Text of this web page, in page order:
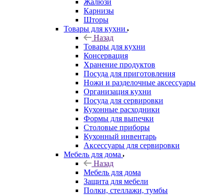
Жалюзи
Карнизы
Шторы
Товары для кухни
Назад
Товары для кухни
Консервация
Хранение продуктов
Посуда для приготовления
Ножи и разделочные аксессуары
Организация кухни
Посуда для сервировки
Кухонные расходники
Формы для выпечки
Столовые приборы
Кухонный инвентарь
Аксессуары для сервировки
Мебель для дома
Назад
Мебель для дома
Защита для мебели
Полки, стеллажи, тумбы